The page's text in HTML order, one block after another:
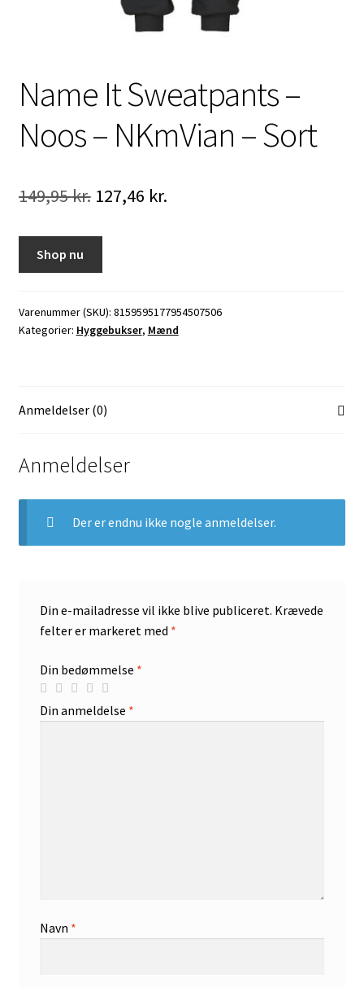
Name It Sweatpants –
Noos – NKmVian – Sort
149,95kr. Den
149,95 kr..
127,46 kr.Den
127,46 kr..
Shop nu
Varenummer (SKU): 8159595177954507506
Kategorier: Hyggebukser, Mænd
Anmeldelser (0)
Anmeldelser
Der er endnu ikke nogle anmeldelser.
Din e-mailadresse vil ikke blive publiceret. Krævede
felter er markeret med *
Din bedømmelse *
Din anmeldelse *
Navn *